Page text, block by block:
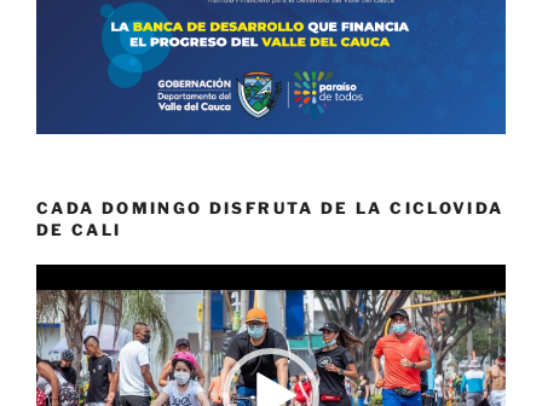
CADA DOMINGO DISFRUTA DE LA CICLOVIDA
DE CALI
de
vídeo